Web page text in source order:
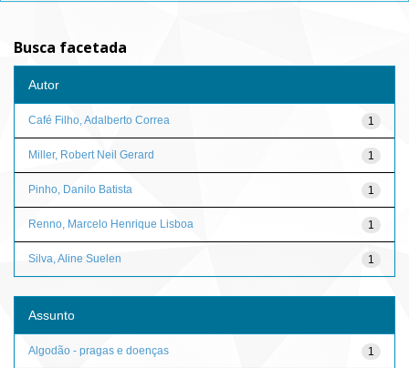
Busca facetada
Autor
1
Café Filho, Adalberto Correa
1
Miller, Robert Neil Gerard
1
Pinho, Danilo Batista
1
Renno, Marcelo Henrique Lisboa
1
Silva, Aline Suelen
Assunto
1
Algodão - pragas e doenças